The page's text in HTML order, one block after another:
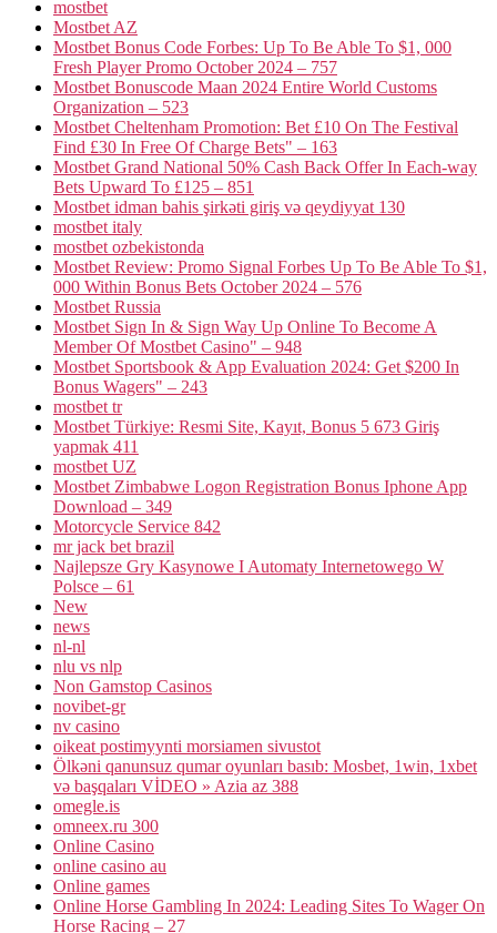
mostbet
Mostbet AZ
Mostbet Bonus Code Forbes: Up To Be Able To $1, 000
Fresh Player Promo October 2024 – 757
Mostbet Bonuscode Maan 2024 Entire World Customs
Organization – 523
Mostbet Cheltenham Promotion: Bet £10 On The Festival
Find £30 In Free Of Charge Bets" – 163
Mostbet Grand National 50% Cash Back Offer In Each-way
Bets Upward To £125 – 851
Mostbet idman bahis şirkəti giriş və qeydiyyat 130
mostbet italy
mostbet ozbekistonda
Mostbet Review: Promo Signal Forbes Up To Be Able To $1,
000 Within Bonus Bets October 2024 – 576
Mostbet Russia
Mostbet Sign In & Sign Way Up Online To Become A
Member Of Mostbet Casino" – 948
Mostbet Sportsbook & App Evaluation 2024: Get $200 In
Bonus Wagers" – 243
mostbet tr
Mostbet Türkiye: Resmi Site, Kayıt, Bonus 5 673 Giriş
yapmak 411
mostbet UZ
Mostbet Zimbabwe Logon Registration Bonus Iphone App
Download – 349
Motorcycle Service 842
mr jack bet brazil
Najlepsze Gry Kasynowe I Automaty Internetowego W
Polsce – 61
New
news
nl-nl
nlu vs nlp
Non Gamstop Casinos
novibet-gr
nv casino
oikeat postimyynti morsiamen sivustot
Ölkəni qanunsuz qumar oyunları basıb: Mosbet, 1win, 1xbet
və başqaları VİDEO » Azia az 388
omegle.is
omneex.ru 300
Online Casino
online casino au
Online games
Online Horse Gambling In 2024: Leading Sites To Wager On
Horse Racing – 27